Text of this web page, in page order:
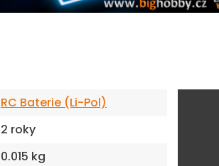
RC Baterie (Li-Pol)
2 roky
0.015 kg